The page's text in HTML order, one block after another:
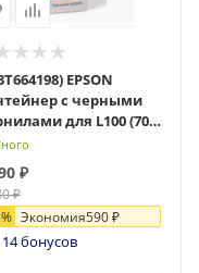
L312/
EPSON
с черными
для L100 (70
C13T66414A)
₽
₽
% Экономия590₽
14 бонусов